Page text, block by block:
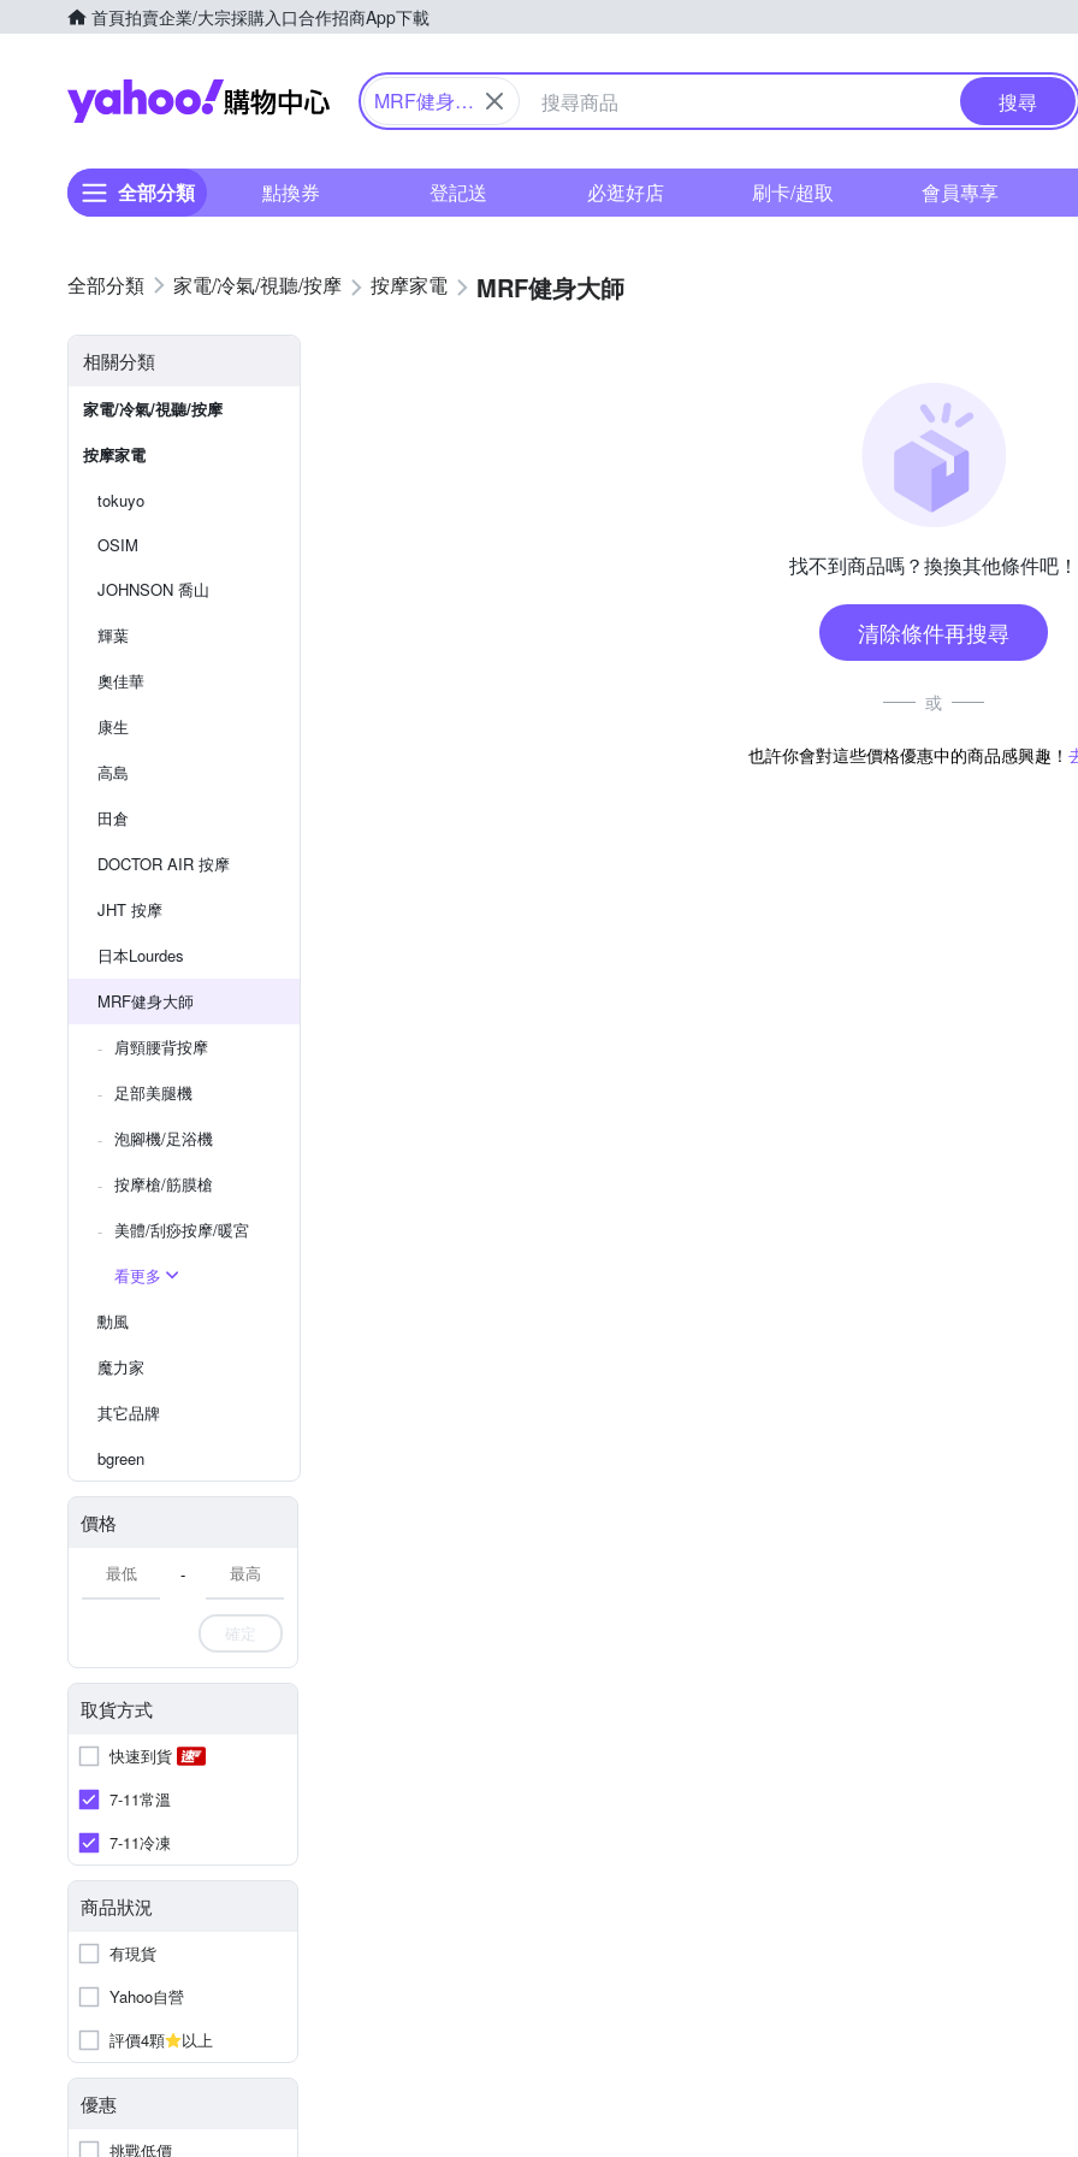
首頁拍賣企業/大宗採購入口合作招商App下載
Yahoo購物中心
MRF健身大
搜尋
全部分類 點換券 登記送 必逛好店 刷卡/超取 會員專享
家電/冷氣/視聽/按摩 按摩家電 MRF健身大師
相關分類
家電/冷氣/視聽/按摩
按摩家電
tokuyo
OSIM
JOHNSON 喬山
輝葉
奧佳華
康生
高島
田倉
DOCTOR AIR 按摩
JHT 按摩
日本Lourdes
MRF健身大師
肩頸腰背按摩
足部美腿機
泡腳機/足浴機
按摩槍/筋膜槍
美體/刮痧按摩/暖宮
看更多
勳風
魔力家
其它品牌
bgreen
價格
-
確定
取貨方式
快速到貨
7-11常溫
7-11冷凍
商品狀況
有現貨
Yahoo自營
評價4顆
以上
優惠
挑戰低價
找不到商品嗎？換換其他條件吧！
清除條件再搜尋
或
也許你會對這些價格優惠中的商品感興趣！